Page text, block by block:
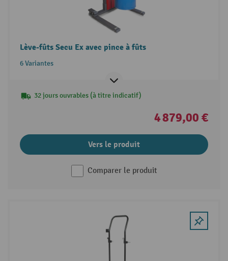
Lève-fûts Secu Ex avec pince à fûts
6 Variantes
32 jours ouvrables (à titre indicatif)
4 879,00 €
Vers le produit
Comparer le produit